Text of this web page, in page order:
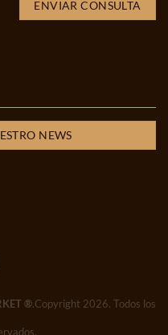
®.Copyright 2026. Todos los